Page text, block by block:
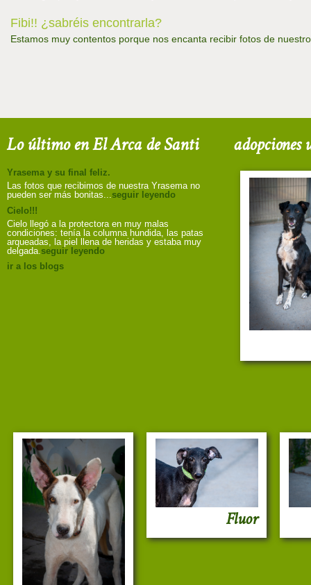
Fibi!! ¿sabréis encontrarla?
Estamos muy contentos porque nos encanta recibir fotos de
Lo último en El Arca de Santi
Yrasema y su final feliz.
Las fotos que recibimos de nuestra Yrasema no
pueden ser más bonitas... seguir leyendo
Cielo!!!
Cielo llegó a la protectora en muy malas
condiciones: tenía la columna hundida, las patas
arqueadas, la piel llena de heridas y estaba muy
delgada. seguir leyendo
ir a los blogs
adopciones
Fluor